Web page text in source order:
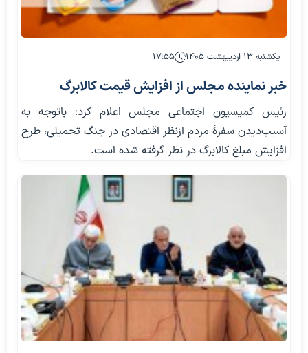
یکشنبه ۱۳ اردیبهشت ۱۴۰۵ ۱۷:۵۵
خبر نماینده مجلس از افزایش قیمت کالابرگ
رئیس کمیسیون اجتماعی مجلس اعلام کرد: باتوجه به
آسیب‌دیدن سفرۀ مردم ازنظر اقتصادی در جنگ تحمیلی، طرح
افزایش مبلغ کالابرگ در نظر گرفته شده است.